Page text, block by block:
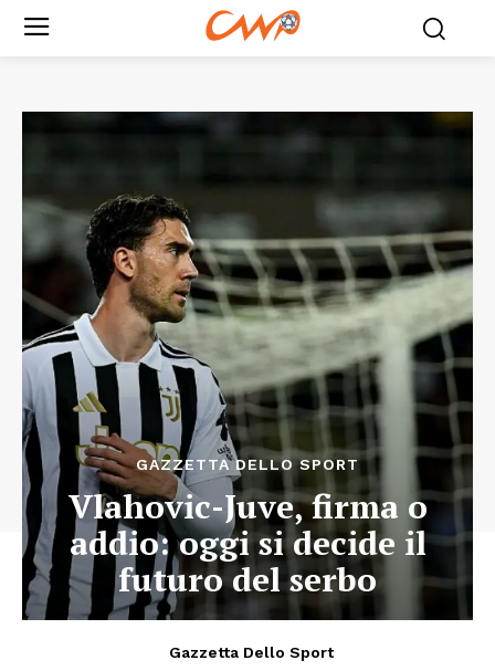
GAZZETTA DELLO SPORT
Vlahovic-Juve, firma o
addio: oggi si decide il
futuro del serbo
Gazzetta Dello Sport